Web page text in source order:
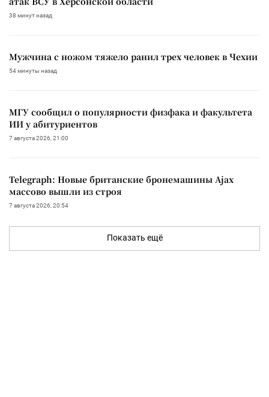
38 минут назад
Мужчина с ножом тяжело ранил трех человек в Чехии
54 минуты назад
МГУ сообщил о популярности физфака и факультета
ИИ у абитуриентов
7 августа 2026, 21:00
Telegraph: Новые британские бронемашины Ajax
массово вышли из строя
7 августа 2026, 20:54
Показать ещё